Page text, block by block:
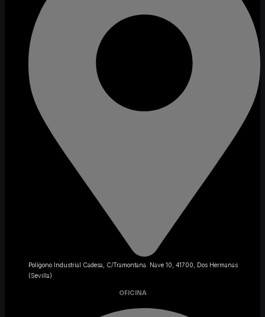
Polígono Industrial Cadesa, C/Tramontana. Nave 10, 41700, Dos Hermanas
(Sevilla)
OFICINA